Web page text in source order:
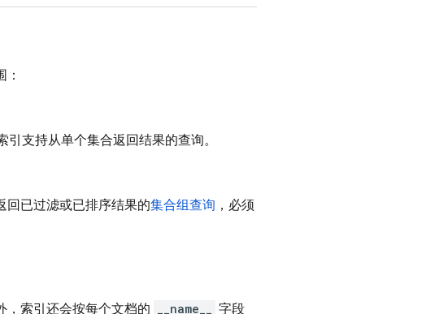
支持从单个集合返回结果的查询。
回已过滤或已排序结果的集合组查询 ，必须
，索引还会按每个文档的 __name__ 字段